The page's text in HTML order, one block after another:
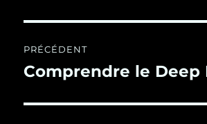
de
PRÉCÉDENT
Publication
Comprendre le Deep